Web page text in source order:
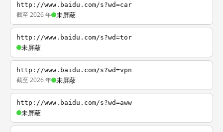
http://www.baidu.com/s?wd=car
截至 2026 年 未屏蔽
http://www.baidu.com/s?wd=tor
未屏蔽
http://www.baidu.com/s?wd=vpn
截至 2026 年 未屏蔽
http://www.baidu.com/s?wd=aww
未屏蔽